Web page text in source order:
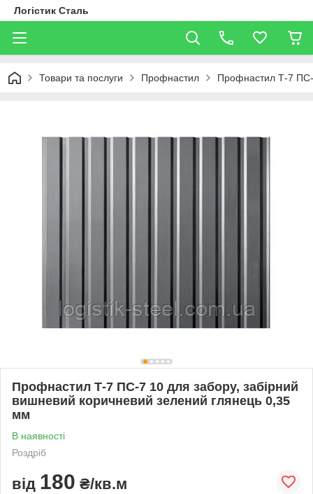
Логістик Сталь
Товари та послуги Профнастил Профнастил Т-7 ПС-
Профнастил Т-7 ПС-7 10 для забору, забірний
вишневий коричневий зелений глянець 0,35
мм
В наявності
Роздріб
від 180 ₴/кв.м